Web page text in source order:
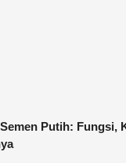
Putih: Fungsi,